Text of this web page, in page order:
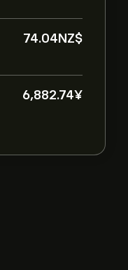
74.04‎NZ$‎
6,882.74‎¥‎